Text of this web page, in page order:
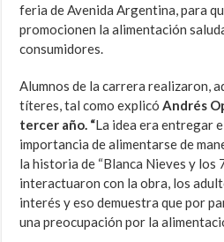
feria de Avenida Argentina, para
promocionen la alimentación
consumidores.
Alumnos de la carrera realizaron,
títeres, tal como explicóAndrés
tercer año. “La idea era entregar
importancia de alimentarse de
la historia de “Blanca Nieves y los
interactuaron con la obra, los
interés y eso demuestra que por
una preocupación por la